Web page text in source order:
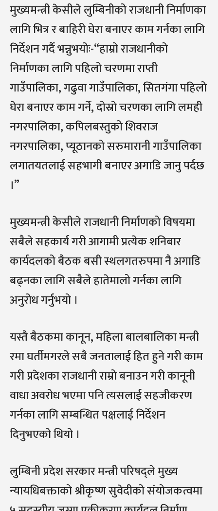
मुख्यमन्त्री केसीले लुम्बिनीको राजधानी निर्माणका
लागि भित्र र बाहिरी घेरा बनाएर काम गर्नका लागि
निर्देशन गर्दै भन्नुभयोः-“हाम्रो राजधानीको
निर्माणका लागि पहिलो चरणमा राप्ती
गाउँपालिका, गढुवा गाउँपालिका, सितगंगा पहिलो
घेरा बनाएर काम गर्ने, दोस्रो चरणका लागि लमही
नगरपालिका, कपिलबस्तुको शिवराज
नगरपालिका, प्यूठानको सरुमारानी गाउँपालिका
लगातयतलाई सहभागी बनाएर अगाडि जानु पर्दछ
।”
मुख्यमन्त्री केसीले राजधानी निर्माणको विषयमा
सबैले सहकार्य गरी आगामी प्रत्येक शनिबार
कार्यदलको बैठक बसी स्थलगतरुपमा नै अगाडि
बढ्नका लागि सबैले हातेमालो गर्नका लागि
अनुरोध गर्नुभयो ।
यस्तै बैठकमा कानून, महिला बालबालिका मन्त्री
रमा घर्तीमगरले सबै जनतालाई हित हुने गरी काम
गरी प्रदेशका राजधानी राम्रो बनाउन गरी कानूनी
वाधा अवरोध भएमा पनि त्यसलाई सहजीकरण
गर्नका लागि सम्बन्धित पक्षलाई निर्देशन
दिनुभएको थियो ।
लुम्बिनी प्रदेश सरकार मन्त्री परिषद्ले मुख्य
न्यायधिबक्ताको श्रीकृष्ण सुवेदीको संयोजकत्वमा